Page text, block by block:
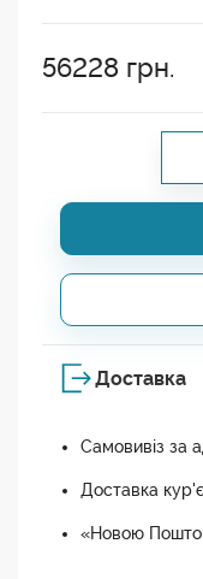
56228 грн.
Доставка
Самовивіз за
Доставка
«Новою